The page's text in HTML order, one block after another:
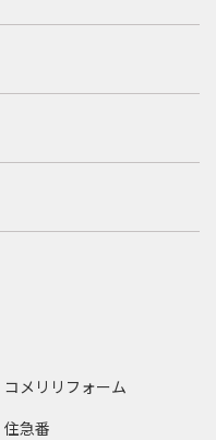
コメリリフォーム
住急番